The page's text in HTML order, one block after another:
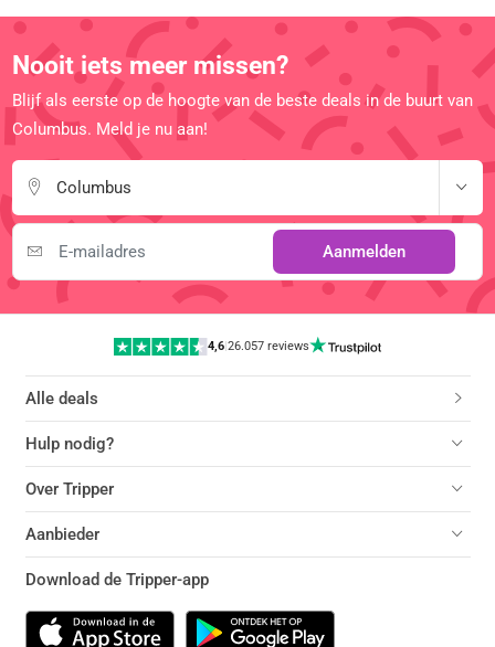
Nooit iets meer missen?
Blijf als eerste op de hoogte van de beste deals in de buurt van
Columbus. Meld je nu aan!
Columbus
Aanmelden
4,6|26.057 reviews
Alle deals
Hulp nodig?
Over Tripper
Aanbieder
Download de Tripper-app